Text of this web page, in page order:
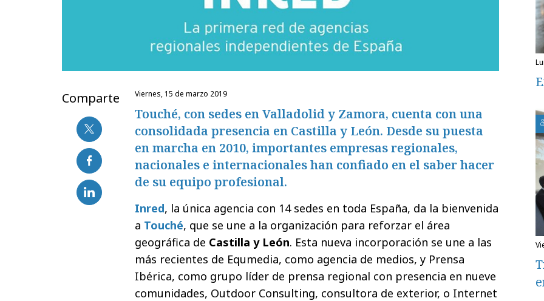
Comparte viernes, 15 de marzo 2019
Touché, con sedes en Valladolid y Zamora, cuenta con una
consolidada presencia en Castilla y León. Desde su puesta
en marcha en 2010, importantes empresas regionales,
nacionales e internacionales han confiado en el saber hacer
de su equipo profesional.
Inred, la única agencia con 14 sedes en toda España, da la bienvenida
a Touché, que se une a la organización para reforzar el área
geográfica de Castilla y León. Esta nueva incorporación se une a las
más recientes de Equmedia, como agencia de medios, y Prensa
Ibérica, como grupo líder de prensa regional con presencia en nueve
comunidades, Outdoor Consulting, consultora de exterior, o Internet